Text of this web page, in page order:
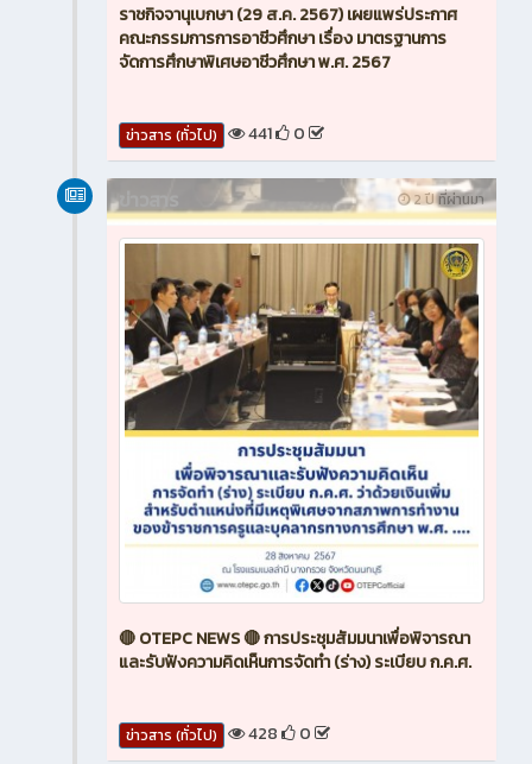
ราชกิจจานุเบกษา (29 ส.ค. 2567) เผยแพร่ประกาศ
คณะกรรมการการอาชีวศึกษา เรื่อง มาตรฐานการ
จัดการศึกษาพิเศษอาชีวศึกษา พ.ศ. 2567
ข่าวสาร (ทั่วไป) 441 0
2 ปี ที่ผ่านมา
🔴 OTEPC NEWS 🔴 การประชุมสัมมนาเพื่อพิจารณา
และรับฟังความคิดเห็นการจัดทำ (ร่าง) ระเบียบ ก.ค.ศ.
ข่าวสาร (ทั่วไป) 428 0